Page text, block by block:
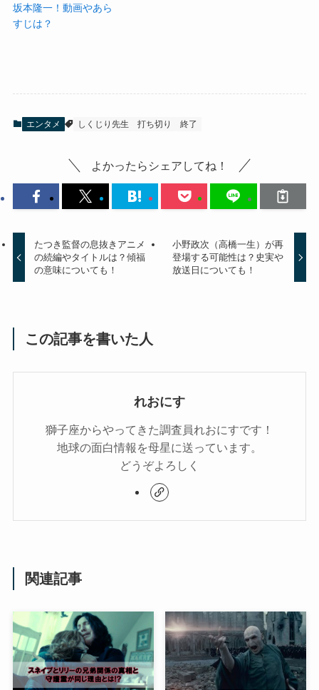
坂本隆一！動画やあら
すじは？
エンタメ しくじり先生 打ち切り 終了
よかったらシェアしてね！
たつき監督の息抜きアニメ
の続編やタイトルは？傾福
の意味についても！
小野政次（高橋一生）が再
登場する可能性は？史実や
放送日についても！
この記事を書いた人
れおにす
獅子座からやってきた調査員れおにすです！
地球の面白情報を母星に送っています。
どうぞよろしく
関連記事